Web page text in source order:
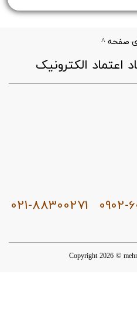
0902-
صفحه ^
021-88300271
Copyright 2026 ©
اعتماد الکترونیک